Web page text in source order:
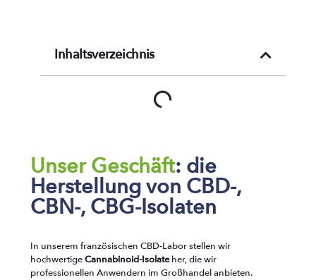
Inhaltsverzeichnis
Unser Geschäft: die
Herstellung von CBD-,
CBN-, CBG-Isolaten
In unserem französischen CBD-Labor stellen wir
hochwertigeCannabinoid-Isolateher, die wir
professionellen Anwendern im Großhandel anbieten.